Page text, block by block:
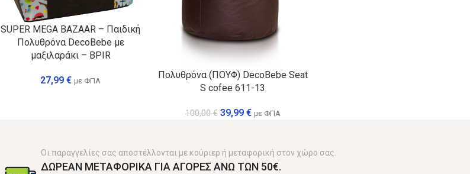
SUPER MEGA BAZAAR – Παιδική
Πολυθρόνα DecoBebe με
μαξιλαράκι – BPIR
27,99€ με ΦΠΑ
Πολυθρόνα (ΠΟΥΦ) DecoBebe Seat
S cofee 611-13
100,00€ 39,99 € με ΦΠΑ
Οι παραγγελίες σας αποστέλλονται με κούριερ ή μεταφορική στον χώρο σας.
ΔΩΡΕΑΝ ΜΕΤΑΦΟΡΙΚΑ ΓΙΑ ΑΓΟΡΕΣ ΑΝΩ ΤΩΝ 50€.